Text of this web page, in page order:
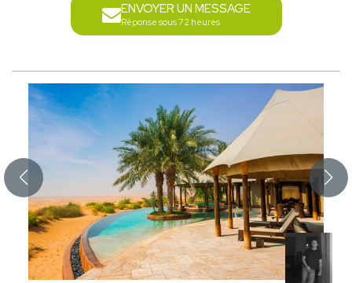
ENVOYER UN MESSAGE
Réponse sous 72 heures